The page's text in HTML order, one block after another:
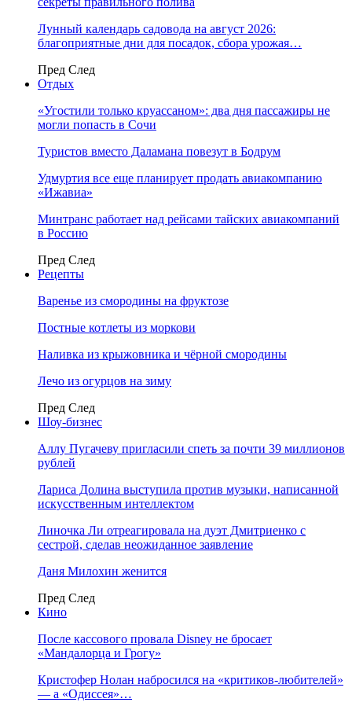
Лунный календарь садовода на август 2026:
благоприятные дни для посадок, сбора урожая…
Пред След
Отдых
«Угостили только круассаном»: два дня пассажиры не
могли попасть в Сочи
Туристов вместо Даламана повезут в Бодрум
Удмуртия все еще планирует продать авиакомпанию
«Ижавиа»
Минтранс работает над рейсами тайских авиакомпаний
в Россию
Пред След
Рецепты
Варенье из смородины на фруктозе
Постные котлеты из моркови
Наливка из крыжовника и чёрной смородины
Лечо из огурцов на зиму
Пред След
Шоу-бизнес
Аллу Пугачеву пригласили спеть за почти 39 миллионов
рублей
Лариса Долина выступила против музыки, написанной
искусственным интеллектом
Линочка Ли отреагировала на дуэт Дмитриенко с
сестрой, сделав неожиданное заявление
Даня Милохин женится
Пред След
Кино
После кассового провала Disney не бросает
«Мандалорца и Грогу»
Кристофер Нолан набросился на «критиков-любителей»
— а «Одиссея»…